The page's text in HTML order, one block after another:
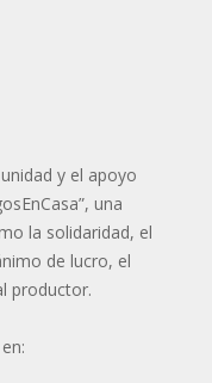
y el apoyo
una
la solidaridad, el
de lucro, el
productor.